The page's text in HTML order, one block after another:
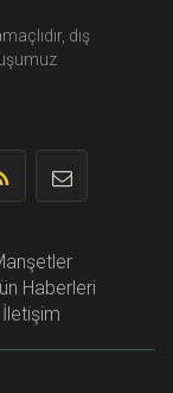
dış
Haberleri
İletişim